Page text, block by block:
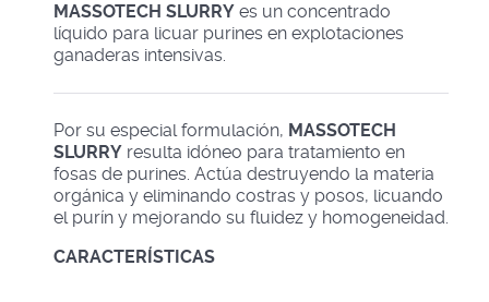
MASSOTECH SLURRY es un concentrado
líquido para licuar purines en explotaciones
ganaderas intensivas.
Por su especial formulación, MASSOTECH
SLURRY resulta idóneo para tratamiento en
fosas de purines. Actúa destruyendo la materia
orgánica y eliminando costras y posos, licuando
el purín y mejorando su fluidez y homogeneidad.
CARACTERÍSTICAS